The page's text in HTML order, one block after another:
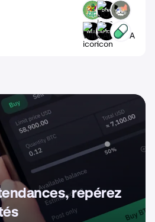
PODGE DOW CALICO
WILLUCAPTCHAPUMP
repérez